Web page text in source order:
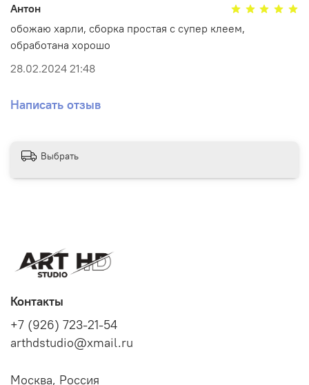
Антон
обожаю харли, сборка простая с супер клеем,
обработана хорошо
28.02.2024 21:48
Написать отзыв
Выбрать
Контакты
+7 (926) 723-21-54
arthdstudio@xmail.ru
Москва, Россия